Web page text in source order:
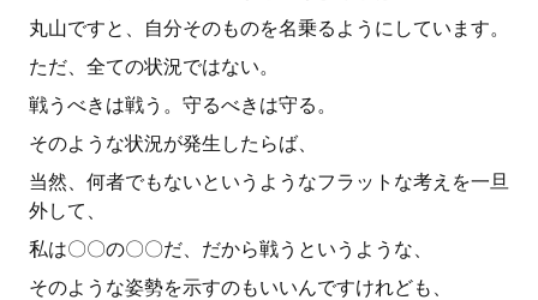
丸山ですと、自分そのものを名乗るようにしています。
ただ、全ての状況ではない。
戦うべきは戦う。守るべきは守る。
そのような状況が発生したらば、
当然、何者でもないというようなフラットな考えを一旦
外して、
私は〇〇の〇〇だ、だから戦うというような、
そのような姿勢を示すのもいいんですけれども、